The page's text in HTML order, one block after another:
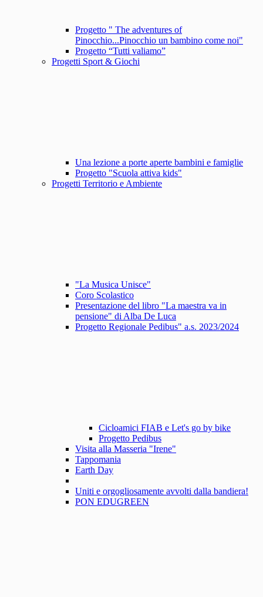
Progetto " The adventures of
Pinocchio...Pinocchio un bambino come noi"
Progetto “Tutti valiamo”
Progetti Sport & Giochi
Una lezione a porte aperte bambini e famiglie
Progetto "Scuola attiva kids"
Progetti Territorio e Ambiente
"La Musica Unisce"
Coro Scolastico
Presentazione del libro "La maestra va in
pensione" di Alba De Luca
Progetto Regionale Pedibus" a.s. 2023/2024
Cicloamici FIAB e Let's go by bike
Progetto Pedibus
Visita alla Masseria "Irene"
Tappomania
Earth Day
Uniti e orgogliosamente avvolti dalla bandiera!
PON EDUGREEN